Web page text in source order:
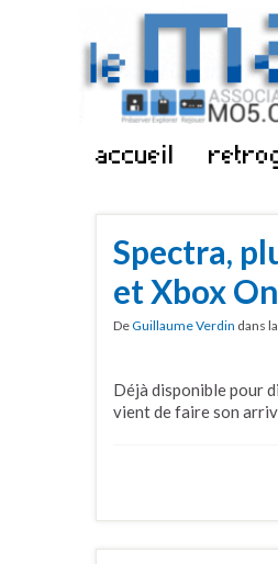
accueil
Spectra,
et Xbox
DeGuillaume Verdin dans
Déjà disponible pour
vient de faire son